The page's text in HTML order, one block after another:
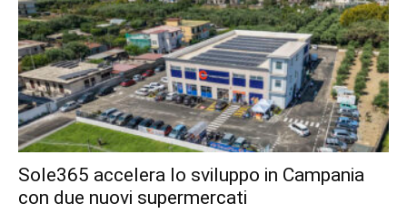
Sole365 accelera lo sviluppo in Campania
con due nuovi supermercati